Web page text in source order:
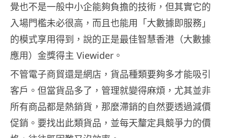
覺也不是一般中小企能夠負擔的技術，但其實它的
入場門檻未必很高，而且也能用「大數據即服務」
的模式享用得到，說的正是最佳智慧香港（大數據
應用）金獎得主 Viewider。
不管電子商貿還是網店，貨品種類要夠多才能吸引
客戶。但當貨品多了，管理就變得麻煩，尤其並非
所有商品都是熱銷貨，那麼滯銷的自然要透過減價
促銷。要找出此類貨品，並每天釐定具競爭力的價